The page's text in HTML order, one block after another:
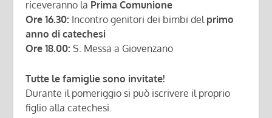
riceveranno la Prima Comunione
Ore 16.30: Incontro genitori dei bimbi del primo
anno di catechesi
Ore 18.00: S. Messa a Giovenzano
Tutte le famiglie sono invitate!
Durante il pomeriggio si può iscrivere il proprio
figlio alla catechesi.